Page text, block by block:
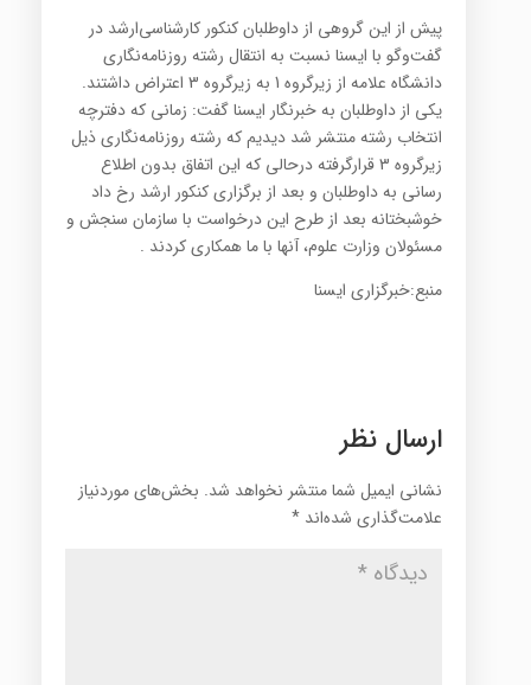
پیش از این گروهی از داوطلبان کنکور کارشناسی‌ارشد در
گفت‌وگو با ایسنا نسبت به انتقال رشته روزنامه‌نگاری
دانشگاه علامه از زیرگروه 1 به زیرگروه 3 اعتراض داشتند.
یکی از داوطلبان به خبرنگار ایسنا گفت: زمانی که دفترچه
انتخاب رشته منتشر شد دیدیم که رشته روزنامه‌نگاری ذیل
زیرگروه 3 قرارگرفته درحالی که این اتفاق بدون اطلاع
رسانی به داوطلبان و بعد از برگزاری کنکور ارشد رخ داد
خوشبختانه بعد از طرح این درخواست با سازمان سنجش و
مسئولان وزارت علوم، آنها با ما همکاری کردند .
منبع:خبرگزاری ایسنا
ارسال نظر
نشانی ایمیل شما منتشر نخواهد شد. بخش‌های موردنیاز
علامت‌گذاری شده‌اند *